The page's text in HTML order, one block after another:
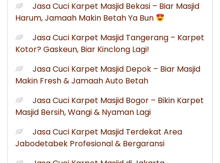
Jasa Cuci Karpet Masjid Bekasi – Biar Masjid
Harum, Jamaah Makin Betah Ya Bun
Jasa Cuci Karpet Masjid Tangerang – Karpet
Kotor? Gaskeun, Biar Kinclong Lagi!
Jasa Cuci Karpet Masjid Depok – Biar Masjid
Makin Fresh & Jamaah Auto Betah
Jasa Cuci Karpet Masjid Bogor – Bikin Karpet
Masjid Bersih, Wangi & Nyaman Lagi
Jasa Cuci Karpet Masjid Terdekat Area
Jabodetabek Profesional & Bergaransi